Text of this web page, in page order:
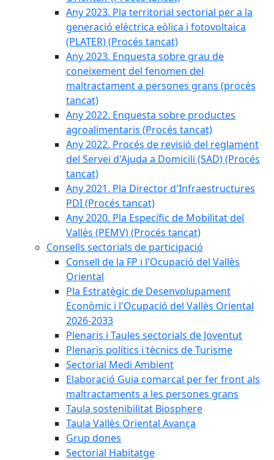
Any 2023. Pla territorial sectorial per a la
generació elèctrica eòlica i fotovoltaica
(PLATER) (Procés tancat)
Any 2023. Enquesta sobre grau de
coneixement del fenomen del
maltractament a persones grans (procés
tancat)
Any 2022. Enquesta sobre productes
agroalimentaris (Procés tancat)
Any 2022. Procés de revisió del reglament
del Servei d'Ajuda a Domicili (SAD) (Procés
tancat)
Any 2021. Pla Director d'Infraestructures
PDI (Procés tancat)
Any 2020. Pla Específic de Mobilitat del
Vallès (PEMV) (Procés tancat)
Consells sectorials de participació
Consell de la FP i l'Ocupació del Vallès
Oriental
Pla Estratègic de Desenvolupament
Econòmic i l'Ocupació del Vallès Oriental
2026-2033
Plenaris i Taules sectorials de Joventut
Plenaris polítics i tècnics de Turisme
Sectorial Medi Ambient
Elaboració Guia comarcal per fer front als
maltractaments a les persones grans
Taula sostenibilitat Biosphere
Taula Vallès Oriental Avança
Grup dones
Sectorial Habitatge